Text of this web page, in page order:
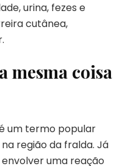
urina, fezes e
cutânea,
mesma coisa
um termo popular
região da fralda. Já
uma reação